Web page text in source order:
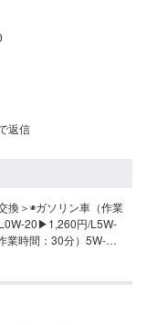
返信
換＞◉ガソリン車（作業
20▶︎1,260円/L5W-
時間：30分）5W-